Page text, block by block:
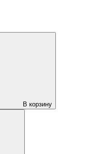
В корзину